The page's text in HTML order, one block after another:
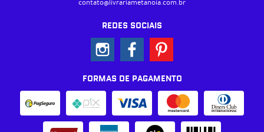
contato@livrariametanoia.com.br
REDES SOCIAIS
FORMAS DE PAGAMENTO